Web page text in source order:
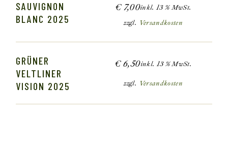
SAUVIGNON
BLANC 2025
€7,00inkl. 13 % MwSt.
zzgl. Versandkosten
GRÜNER
VELTLINER
VISION 2025
€6,50inkl. 13 % MwSt.
zzgl. Versandkosten